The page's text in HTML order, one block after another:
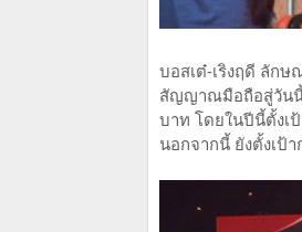
บอสเต๋-เริงฤดี ลัก
สัญญาณมือถือสู่วันนี้
บาท โดยในปีนี้ตั้งเ
นอกจากนี้ ยังตั้งเป้